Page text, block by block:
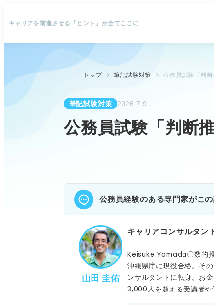
キャリアを前進させる「ヒント」が全てここに
トップ 筆記試験対策 公務員試験「判
筆記試験対策 2026.7.9
公務員試験「判断
公務員経験のある専門家がこ
山田 圭佑
キャリアコンサルタン
Keisuke Yamada〇数的
沖縄県庁に現役合格。そ
ンサルタントに転身。お
3,000人を超える受講者や